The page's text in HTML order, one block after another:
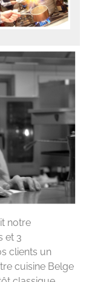
notre
et 3
clients un
cuisine Belge